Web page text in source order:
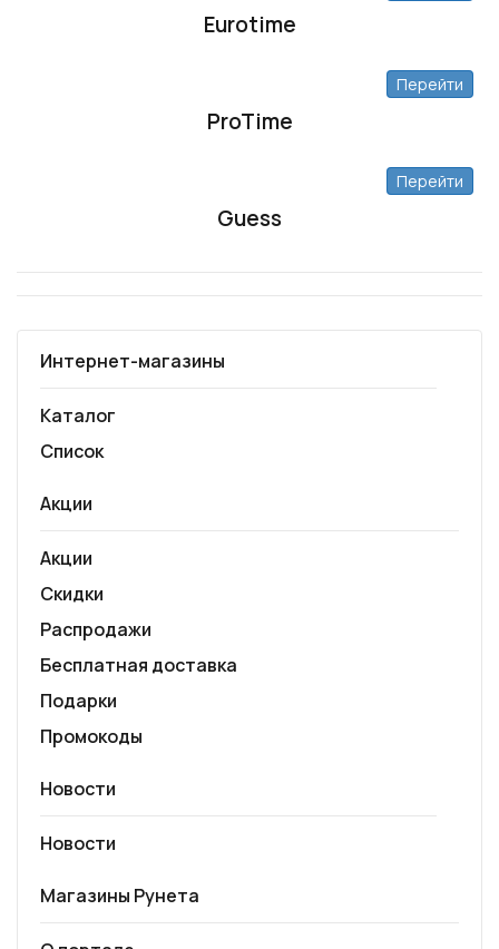
Eurotime
ProTime
Перейти
Guess
Перейти
Интернет-магазины
Каталог
Список
Акции
Акции
Скидки
Распродажи
Бесплатная доставка
Подарки
Промокоды
Новости
Новости
Магазины Рунета